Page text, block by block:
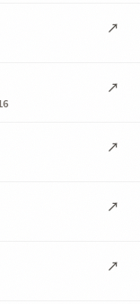
↗
↗
↗
↗
↗